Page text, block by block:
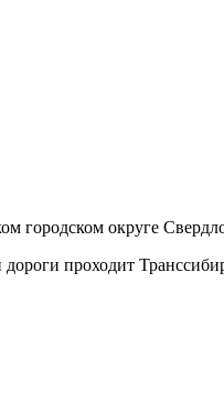
городском округе
проходит